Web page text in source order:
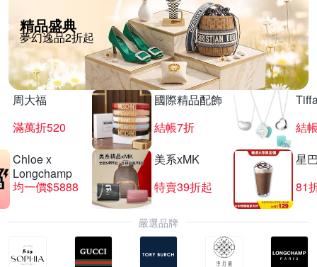
精品盛典
夢幻逸品2折起
周大福
滿萬折520
國際精品配飾
結帳7折
結
Chloe x
Longchamp
均一價$5888
美系xMK
特賣39折起
星
81
嚴選品牌